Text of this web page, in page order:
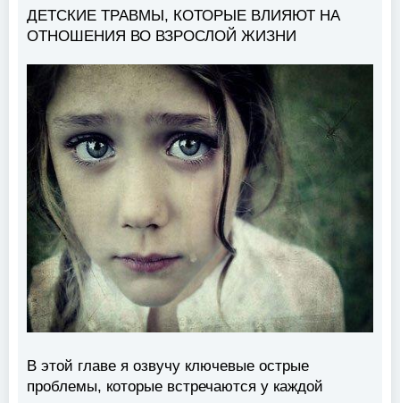
ДЕТСКИЕ ТРАВМЫ, КОТОРЫЕ ВЛИЯЮТ НА
ОТНОШЕНИЯ ВО ВЗРОСЛОЙ ЖИЗНИ
В этой главе я озвучу ключевые острые
проблемы, которые встречаются у каждой